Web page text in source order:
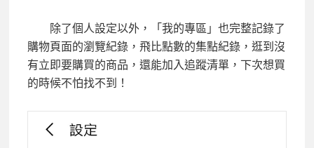
除了個人設定以外，「我的專區」也完整記錄了
購物頁面的瀏覽紀錄，飛比點數的集點紀錄，逛到沒
有立即要購買的商品，還能加入追蹤清單，下次想買
的時候不怕找不到！